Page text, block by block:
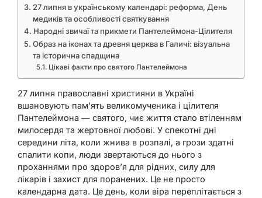
27 липня в українському календарі: реформа, День
медиків та особливості святкування
Народні звичаї та прикмети Пантелеймона-Цілителя
Образ на іконах та древня церква в Галичі: візуальна
та історична спадщина
Цікаві факти про святого Пантелеймона
27 липня православні християни в Україні
вшановують пам’ять великомученика і цілителя
Пантелеймона — святого, чиє життя стало втіленням
милосердя та жертовної любові. У спекотні дні
середини літа, коли жнива в розпалі, а грози здатні
спалити копи, люди звертаються до нього з
проханнями про здоров’я для рідних, силу для
лікарів і захист для поранених. Це не просто
календарна дата. Це день, коли віра переплітається з